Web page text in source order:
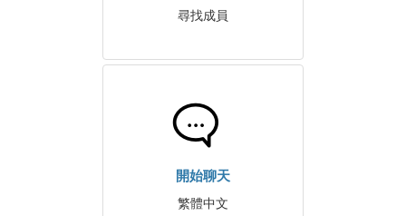
尋找成員
開始聊天
繁體中文